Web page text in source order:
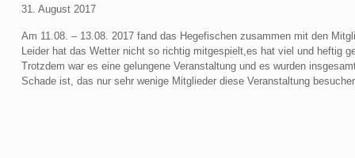
31. August 2017
Am 11.08. – 13.08. 2017 fand das Hegefischen zusammen mit den
Leider hat das Wetter nicht so richtig mitgespielt,es hat viel und heftig
Trotzdem war es eine gelungene Veranstaltung und es wurden
Schade ist, das nur sehr wenige Mitglieder diese Veranstaltung